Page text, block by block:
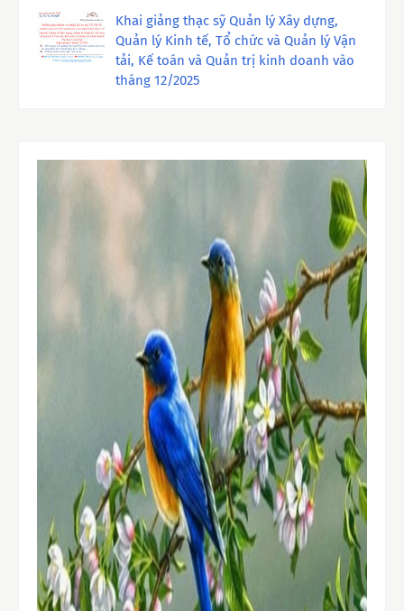
Khai giảng thạc sỹ Quản lý Xây dựng,
Quản lý Kinh tế, Tổ chức và Quản lý Vận
tải, Kế toán và Quản trị kinh doanh vào
tháng 12/2025